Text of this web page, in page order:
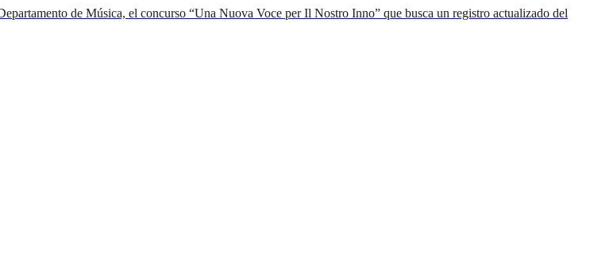
de Música, el concurso “Una Nuova Voce per Il Nostro Inno” que busca un registro actualizado del